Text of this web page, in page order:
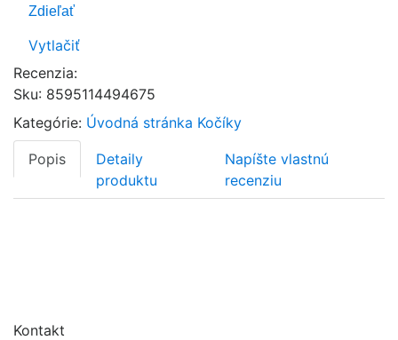
Zdieľať
Vytlačiť
Recenzia:
Sku: 8595114494675
Kategórie: Úvodná stránka Kočíky
Popis
Detaily
produktu
Napíšte vlastnú
recenziu
Kontakt